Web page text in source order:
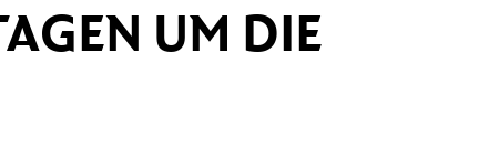
UM DIE